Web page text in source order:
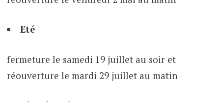
Eté
fermeture le samedi 19 juillet au soir et
réouverture le mardi 29 juillet au matin